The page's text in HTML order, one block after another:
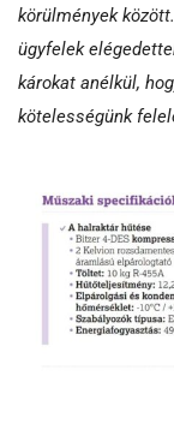
körülmények
ügyfelek
károkat anélkül,
kötelességünk